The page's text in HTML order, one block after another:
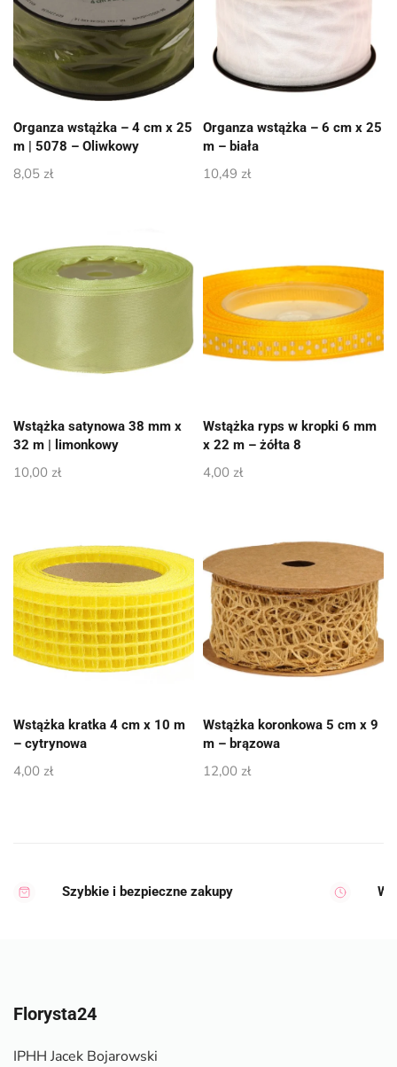
Organza wstążka – 4 cm x 25
m | 5078 – Oliwkowy
8,05 zł
Organza wstążka – 6 cm x 25
m – biała
10,49 zł
Wstążka satynowa 38 mm x
32 m | limonkowy
10,00 zł
Wstążka ryps w kropki 6 mm
x 22 m – żółta 8
4,00 zł
Wstążka kratka 4 cm x 10 m
– cytrynowa
4,00 zł
Wstążka koronkowa 5 cm x 9
m – brązowa
12,00 zł
Szybkie i bezpieczne zakupy
Florysta24
IPHH Jacek Bojarowski